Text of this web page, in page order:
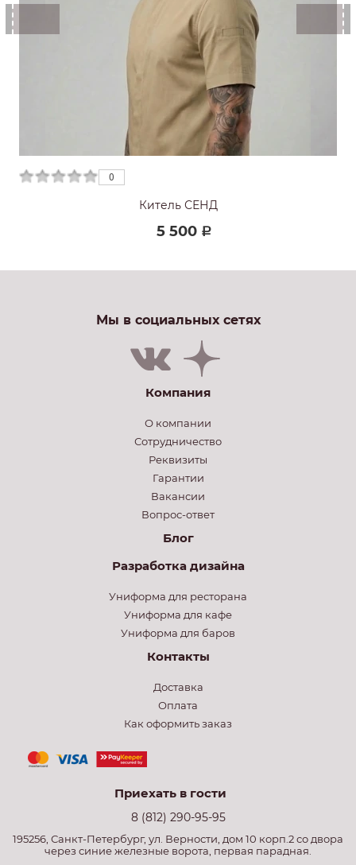
0
0
Китель СЕНД
5 500 Р
Мы в социальных сетях
Компания
О компании
Сотрудничество
Реквизиты
Гарантии
Вакансии
Вопрос-ответ
Блог
Разработка дизайна
Униформа для ресторана
Униформа для кафе
Униформа для баров
Контакты
Доставка
Оплата
Как оформить заказ
Приехать в гости
8 (812) 290-95-95
195256, Санкт-Петербург, ул. Верности, дом 10 корп.2 со двора
через синие железные ворота, первая парадная.